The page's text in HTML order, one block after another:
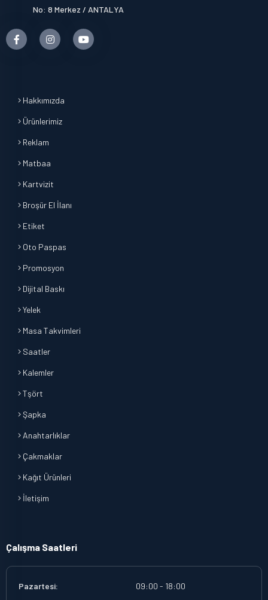
No: 8 Merkez / ANTALYA
Hakkımızda
Ürünlerimiz
Reklam
Matbaa
Kartvizit
Broşür El İlanı
Etiket
Oto Paspas
Promosyon
Dijital Baskı
Yelek
Masa Takvimleri
Saatler
Kalemler
Tşört
Şapka
Anahtarlıklar
Çakmaklar
Kağıt Ürünleri
İletişim
Çalışma Saatleri
Pazartesi:
09:00 - 18:00